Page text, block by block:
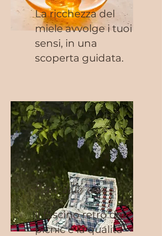
La ricchezza del
miele avvolge i tuoi
sensi, in una
scoperta guidata.
Picnic della casa
Il fascino retrò dei
picnic e la qualità